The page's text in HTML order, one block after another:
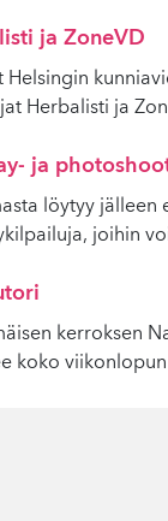
ja ZoneVD
Helsingin
Herbalisti ja
ja
löytyy jälleen
joihin
kerroksen
koko